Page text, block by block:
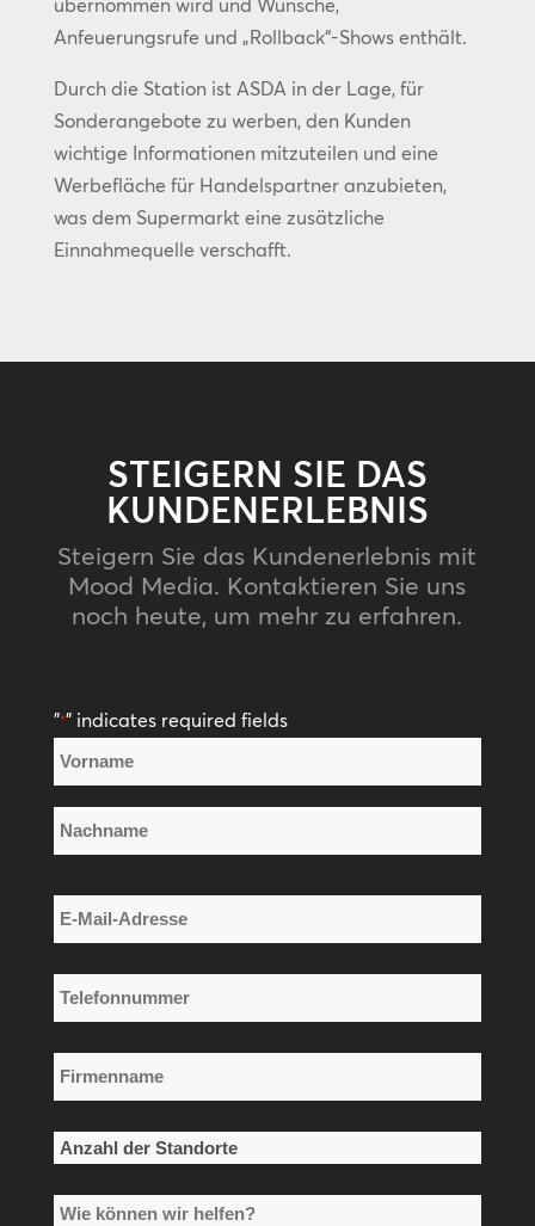
übernommen wird und Wünsche,
Anfeuerungsrufe und „Rollback“-Shows enthält.
Durch die Station ist ASDA in der Lage, für
Sonderangebote zu werben, den Kunden
wichtige Informationen mitzuteilen und eine
Werbefläche für Handelspartner anzubieten,
was dem Supermarkt eine zusätzliche
Einnahmequelle verschafft.
STEIGERN SIE DAS
KUNDENERLEBNIS
Steigern Sie das Kundenerlebnis mit
Mood Media. Kontaktieren Sie uns
noch heute, um mehr zu erfahren.
"*" indicates required fields
Name
*
Vorname
E-
Mail-
Adresse
Telefonnummer
*
Firmenname
*
Anzahl
Standorte
Wie